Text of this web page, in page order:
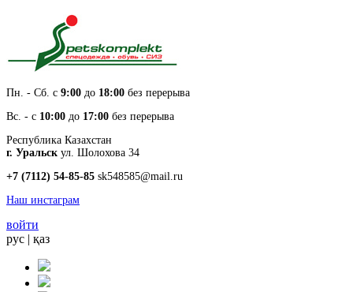
Пн. - Cб. с 9:00 до 18:00 без перерыва
Вс. - с 10:00 до 17:00 без перерыва
Республика Казахстан
г. Уральск ул. Шолохова 34
+7 (7112) 54-85-85 sk548585@mail.ru
Наш инстаграм
войти
рус | қаз